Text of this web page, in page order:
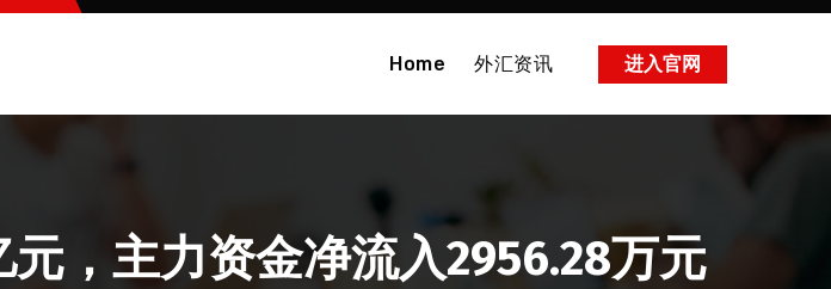
Home 外汇资讯 进入官网
，主力资金净流入2956.28万元